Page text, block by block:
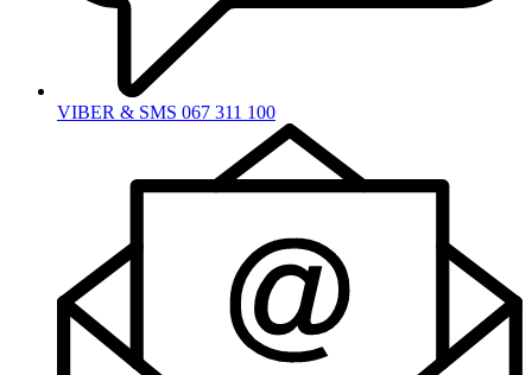
VIBER & SMS 067 311 100